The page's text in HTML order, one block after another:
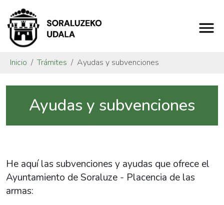
Inicio Trámites Ayudas y subvenciones
Ayudas y subvenciones
He aquí las subvenciones y ayudas que ofrece el
Ayuntamiento de Soraluze - Placencia de las
armas: